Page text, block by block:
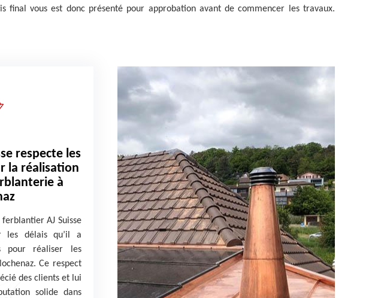
final vous est donc présenté pour approbation avant de commencer les travaux.
respecte les
la réalisation
à
AJ Suisse
les délais qu’il a
pour réaliser les
Ce respect
des clients et lui
solide dans